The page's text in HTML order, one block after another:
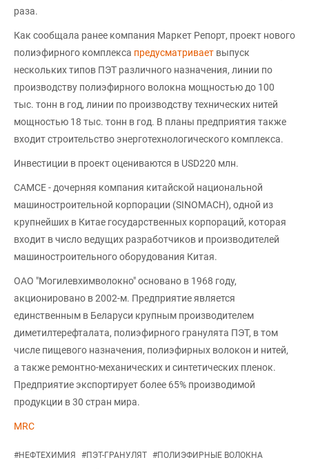
раза.
Как сообщала ранее компания Маркет Репорт, проект нового
полиэфирного комплекса предусматривает выпуск
нескольких типов ПЭТ различного назначения, линии по
производству полиэфирного волокна мощностью до 100
тыс. тонн в год, линии по производству технических нитей
мощностью 18 тыс. тонн в год. В планы предприятия также
входит строительство энерготехнологического комплекса.
Инвестиции в проект оцениваются в USD220 млн.
САМСЕ - дочерняя компания китайской национальной
машиностроительной корпорации (SINOMACH), одной из
крупнейших в Китае государственных корпораций, которая
входит в число ведущих разработчиков и производителей
машиностроительного оборудования Китая.
ОАО "Могилевхимволокно" основано в 1968 году,
акционировано в 2002-м. Предприятие является
единственным в Беларуси крупным производителем
диметилтерефталата, полиэфирного гранулята ПЭТ, в том
числе пищевого назначения, полиэфирных волокон и нитей,
а также ремонтно-механических и синтетических пленок.
Предприятие экспортирует более 65% производимой
продукции в 30 стран мира.
MRC
#НЕФТЕХИМИЯ #ПЭТ-ГРАНУЛЯТ #ПОЛИЭФИРНЫЕ ВОЛОКНА